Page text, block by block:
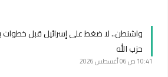
واشنطن.. لا ضغط على إسرائيل قبل خطوات
حزب الله
10:41 ص 06 أغسطس 2026